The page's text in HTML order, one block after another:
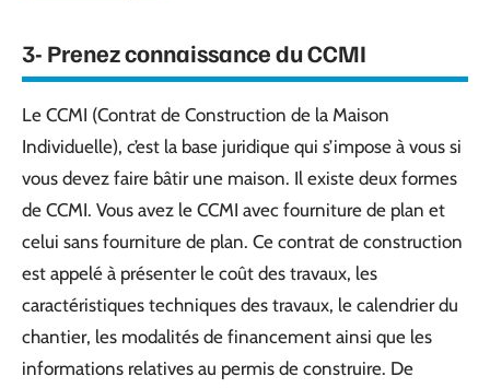
3- Prenez connaissance du CCMI
Le CCMI (Contrat de Construction de la Maison
Individuelle), c’est la base juridique qui s’impose à vous si
vous devez faire bâtir une maison. Il existe deux formes
de CCMI. Vous avez le CCMI avec fourniture de plan et
celui sans fourniture de plan. Ce contrat de construction
est appelé à présenter le coût des travaux, les
caractéristiques techniques des travaux, le calendrier du
chantier, les modalités de financement ainsi que les
informations relatives au permis de construire. De